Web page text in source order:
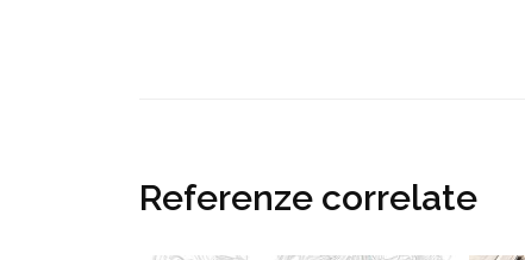
Referenze correlate